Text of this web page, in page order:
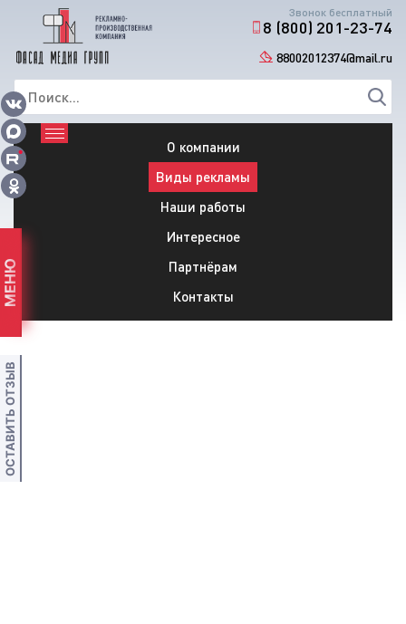
Звонок бесплатный
8 (800) 201-23-74
88002012374@mail.ru
О компании
Виды рекламы
Наши работы
Интересное
Партнёрам
Контакты
МЕНЮ
ОСТАВИТЬ ОТЗЫВ